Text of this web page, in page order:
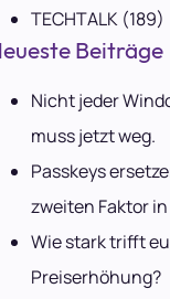
TECHTALK(189)
Beiträge
Nicht jeder
muss jetzt weg.
Passkeys
zweiten Faktor
Wie stark trifft
Preiserhöhung?